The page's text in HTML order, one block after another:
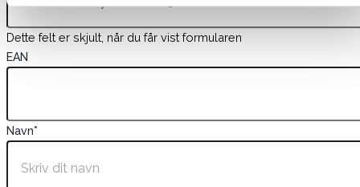
Dette felt er skjult, når du får vist formularen
EAN
Navn*